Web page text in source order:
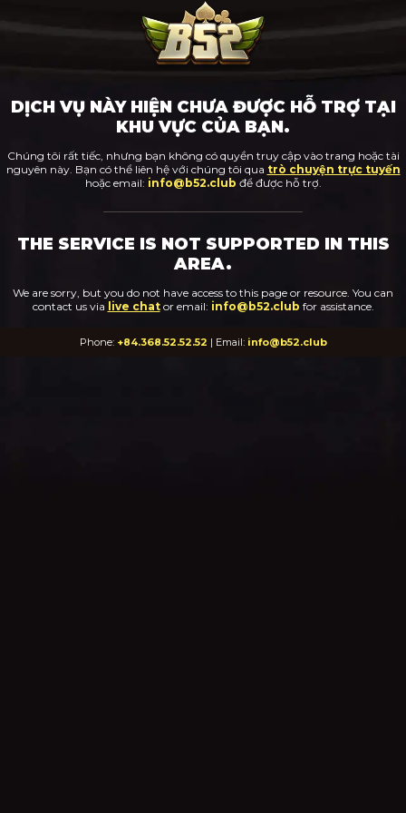
DỊCH VỤ NÀY HIỆN CHƯA ĐƯỢC HỖ TRỢ TẠI
KHU VỰC CỦA BẠN.
Chúng tôi rất tiếc, nhưng bạn không có quyền truy cập vào trang hoặc tài
nguyên này. Bạn có thể liên hệ với chúng tôi qua trò chuyện trực tuyến
hoặc email: info@b52.club để được hỗ trợ.
THE SERVICE IS NOT SUPPORTED IN THIS
AREA.
We are sorry, but you do not have access to this page or resource. You can
contact us via live chator email: info@b52.club for assistance.
Phone: +84.368.52.52.52 | Email: info@b52.club